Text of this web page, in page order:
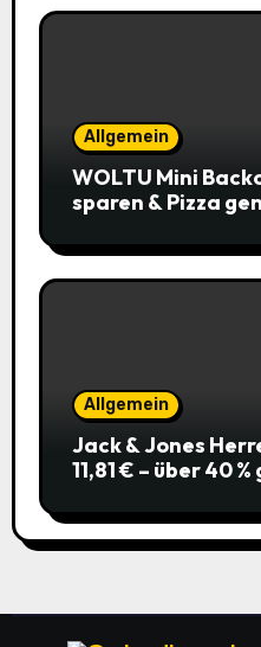
Allgemein
WOLTU Mini
sparen & Pizza
Allgemein
Jack & Jones
11,81 € – über 40